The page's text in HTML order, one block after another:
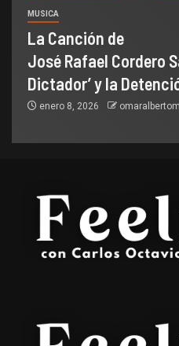
MUSICA
La Canción de
José Rafael Cordero
Dictador’ y la
enero 8, 2026